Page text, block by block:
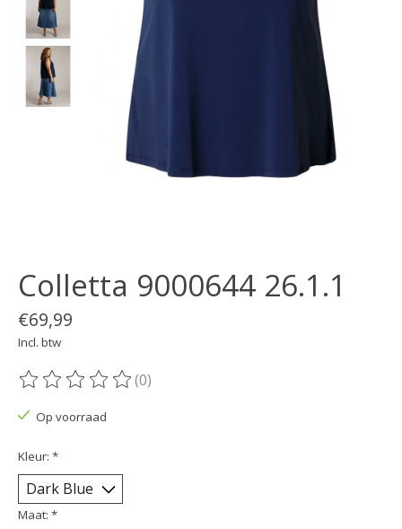
Colletta 9000644 26.1.1
€69,99
Incl. btw
De beoordeling van dit product is
(0)
Op voorraad
Kleur: *
Maat: *